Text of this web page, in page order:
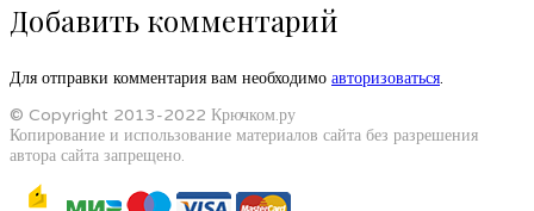
Добавить комментарий
Для отправки комментария вам необходимо авторизоваться.
© Copyright 2013-2022 Крючком.ру
Копирование и использование материалов сайта без разрешения
автора сайта запрещено.